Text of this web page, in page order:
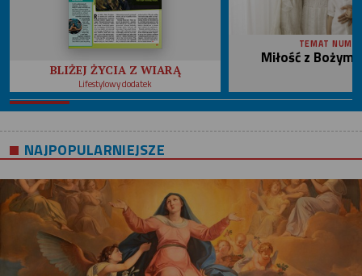
BLIŻEJ ŻYCIA Z WIARĄ
Lifestylowy dodatek
TEMAT
Miłość z
NAJPOPULARNIEJSZE